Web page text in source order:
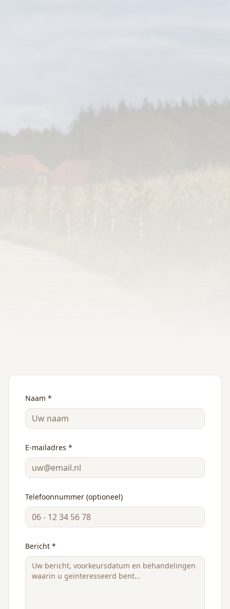
Naam *
E-mailadres *
Telefoonnummer (optioneel)
Bericht *